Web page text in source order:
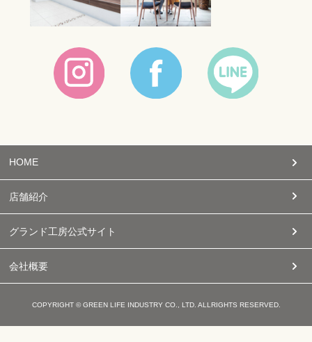
HOME
店舗紹介
グランド工房公式サイト
会社概要
COPYRIGHT © GREEN LIFE INDUSTRY CO., LTD. ALLRIGHTS RESERVED.